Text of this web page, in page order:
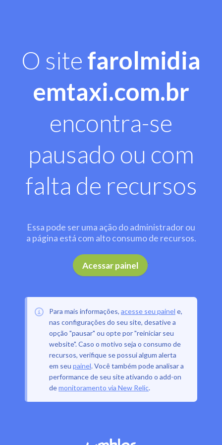
O site farolmidia
emtaxi.com.br
encontra-se
pausado ou com
falta de recursos
Essa pode ser uma ação do administrador ou
a página está com alto consumo de recursos.
Acessar painel .
Para mais informações, acesse seu painel e,
nas configurações do seu site, desative a
opção "pausar" ou opte por "reiniciar seu
website". Caso o motivo seja o consumo de
recursos, verifique se possui algum alerta
em seu painel. Você também pode analisar a
performance de seu site ativando o add-on
demonitoramento via New Relic.